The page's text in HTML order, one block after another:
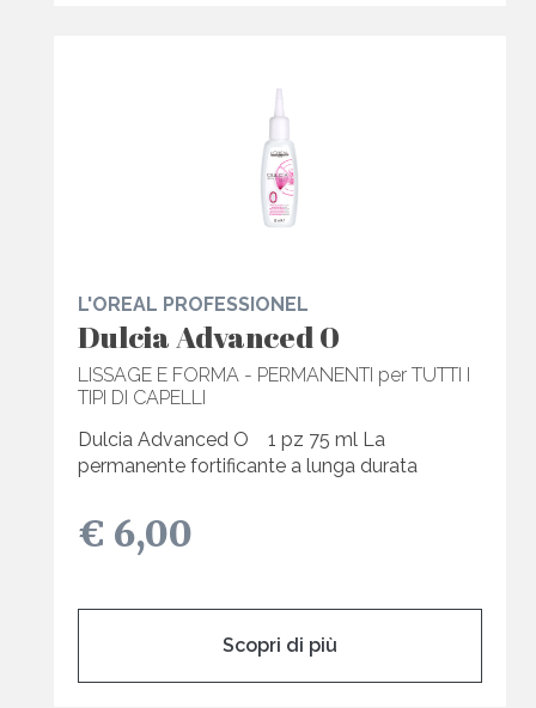
L'OREAL PROFESSIONEL
Dulcia Advanced 0
LISSAGE E FORMA - PERMANENTI per TUTTI I
TIPI DI CAPELLI
Dulcia Advanced O 1 pz 75 ml La
permanente fortificante a lunga durata
€ 6,00
Scopri di più